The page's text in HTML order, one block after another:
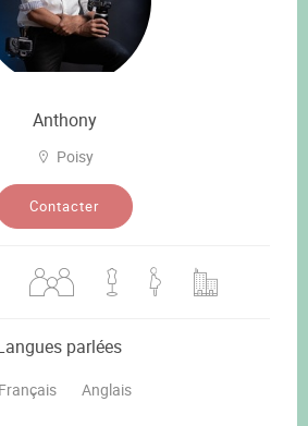
Anthony
Poisy
Contacter
parlées
Français Anglais